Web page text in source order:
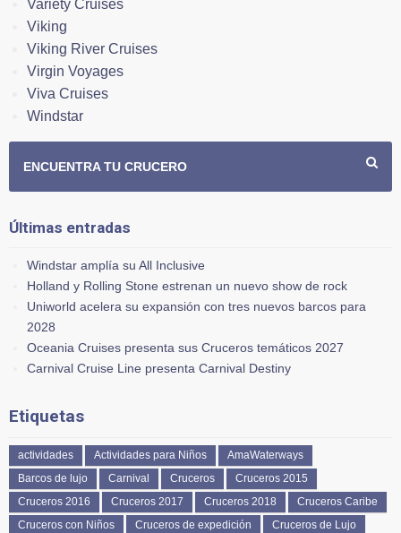
Variety Cruises
Viking
Viking River Cruises
Virgin Voyages
Viva Cruises
Windstar
ENCUENTRA TU CRUCERO
Últimas entradas
Windstar amplía su All Inclusive
Holland y Rolling Stone estrenan un nuevo show de rock
Uniworld acelera su expansión con tres nuevos barcos para
2028
Oceania Cruises presenta sus Cruceros temáticos 2027
Carnival Cruise Line presenta Carnival Destiny
Etiquetas
actividades Actividades para Niños
AmaWaterways
Barcos de lujo
Carnival Cruceros
Cruceros 2015
Cruceros 2016
Cruceros 2017 Cruceros 2018
Cruceros Caribe
Cruceros con Niños
Cruceros de expedición
Cruceros de Lujo